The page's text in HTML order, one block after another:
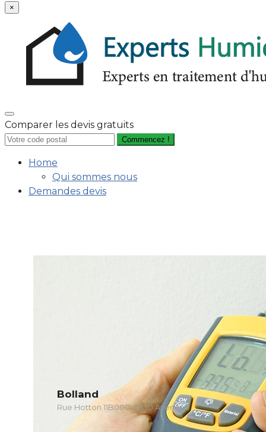
×
Comparer les devis gratuits
Commencez !
Home
Qui sommes nous
Demandes devis
Bolland
Rue Hotton 11B000, 4630 Ayeneux